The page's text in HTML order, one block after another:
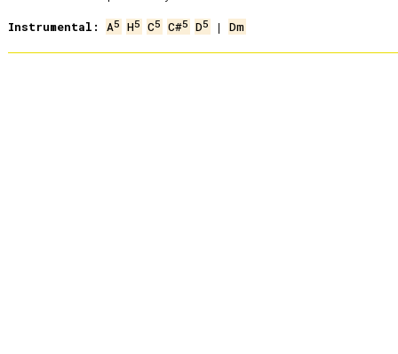
Instrumental:
A5 H5 C5 C#5 D5 | Dm